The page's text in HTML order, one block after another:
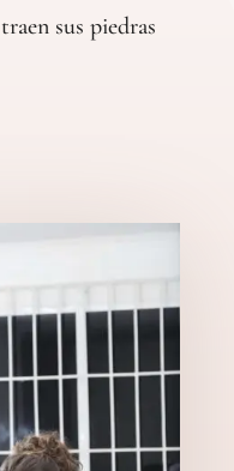
sus piedras